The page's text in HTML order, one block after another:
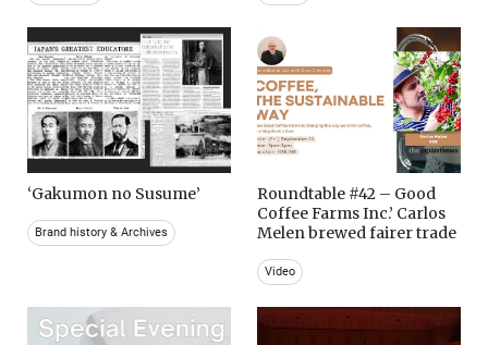
‘Gakumon no Susume’
Brand history & Archives
Roundtable #42 – Good
Coffee Farms Inc.’ Carlos
Melen brewed fairer trade
Video